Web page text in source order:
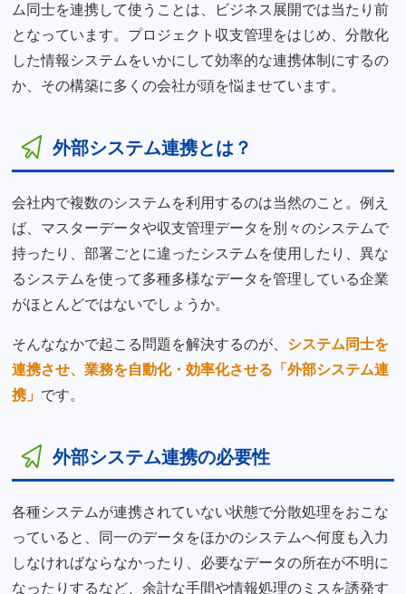
ム同士を連携して使うことは、ビジネス展開では当たり前
となっています。プロジェクト収支管理をはじめ、分散化
した情報システムをいかにして効率的な連携体制にするの
か、その構築に多くの会社が頭を悩ませています。
外部システム連携とは？
会社内で複数のシステムを利用するのは当然のこと。例え
ば、マスターデータや収支管理データを別々のシステムで
持ったり、部署ごとに違ったシステムを使用したり、異な
るシステムを使って多種多様なデータを管理している企業
がほとんどではないでしょうか。
そんななかで起こる問題を解決するのが、 システム同士を
連携させ、業務を自動化・効率化させる「外部システム連
携」 です。
外部システム連携の必要性
各種システムが連携されていない状態で分散処理をおこな
っていると、同一のデータをほかのシステムへ何度も入力
しなければならなかったり、必要なデータの所在が不明に
なったりするなど、余計な手間や情報処理のミスを誘発す